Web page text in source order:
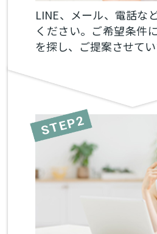
LINE、メール、電話な
ください。ご希望条件
を探し、ご提案させてい